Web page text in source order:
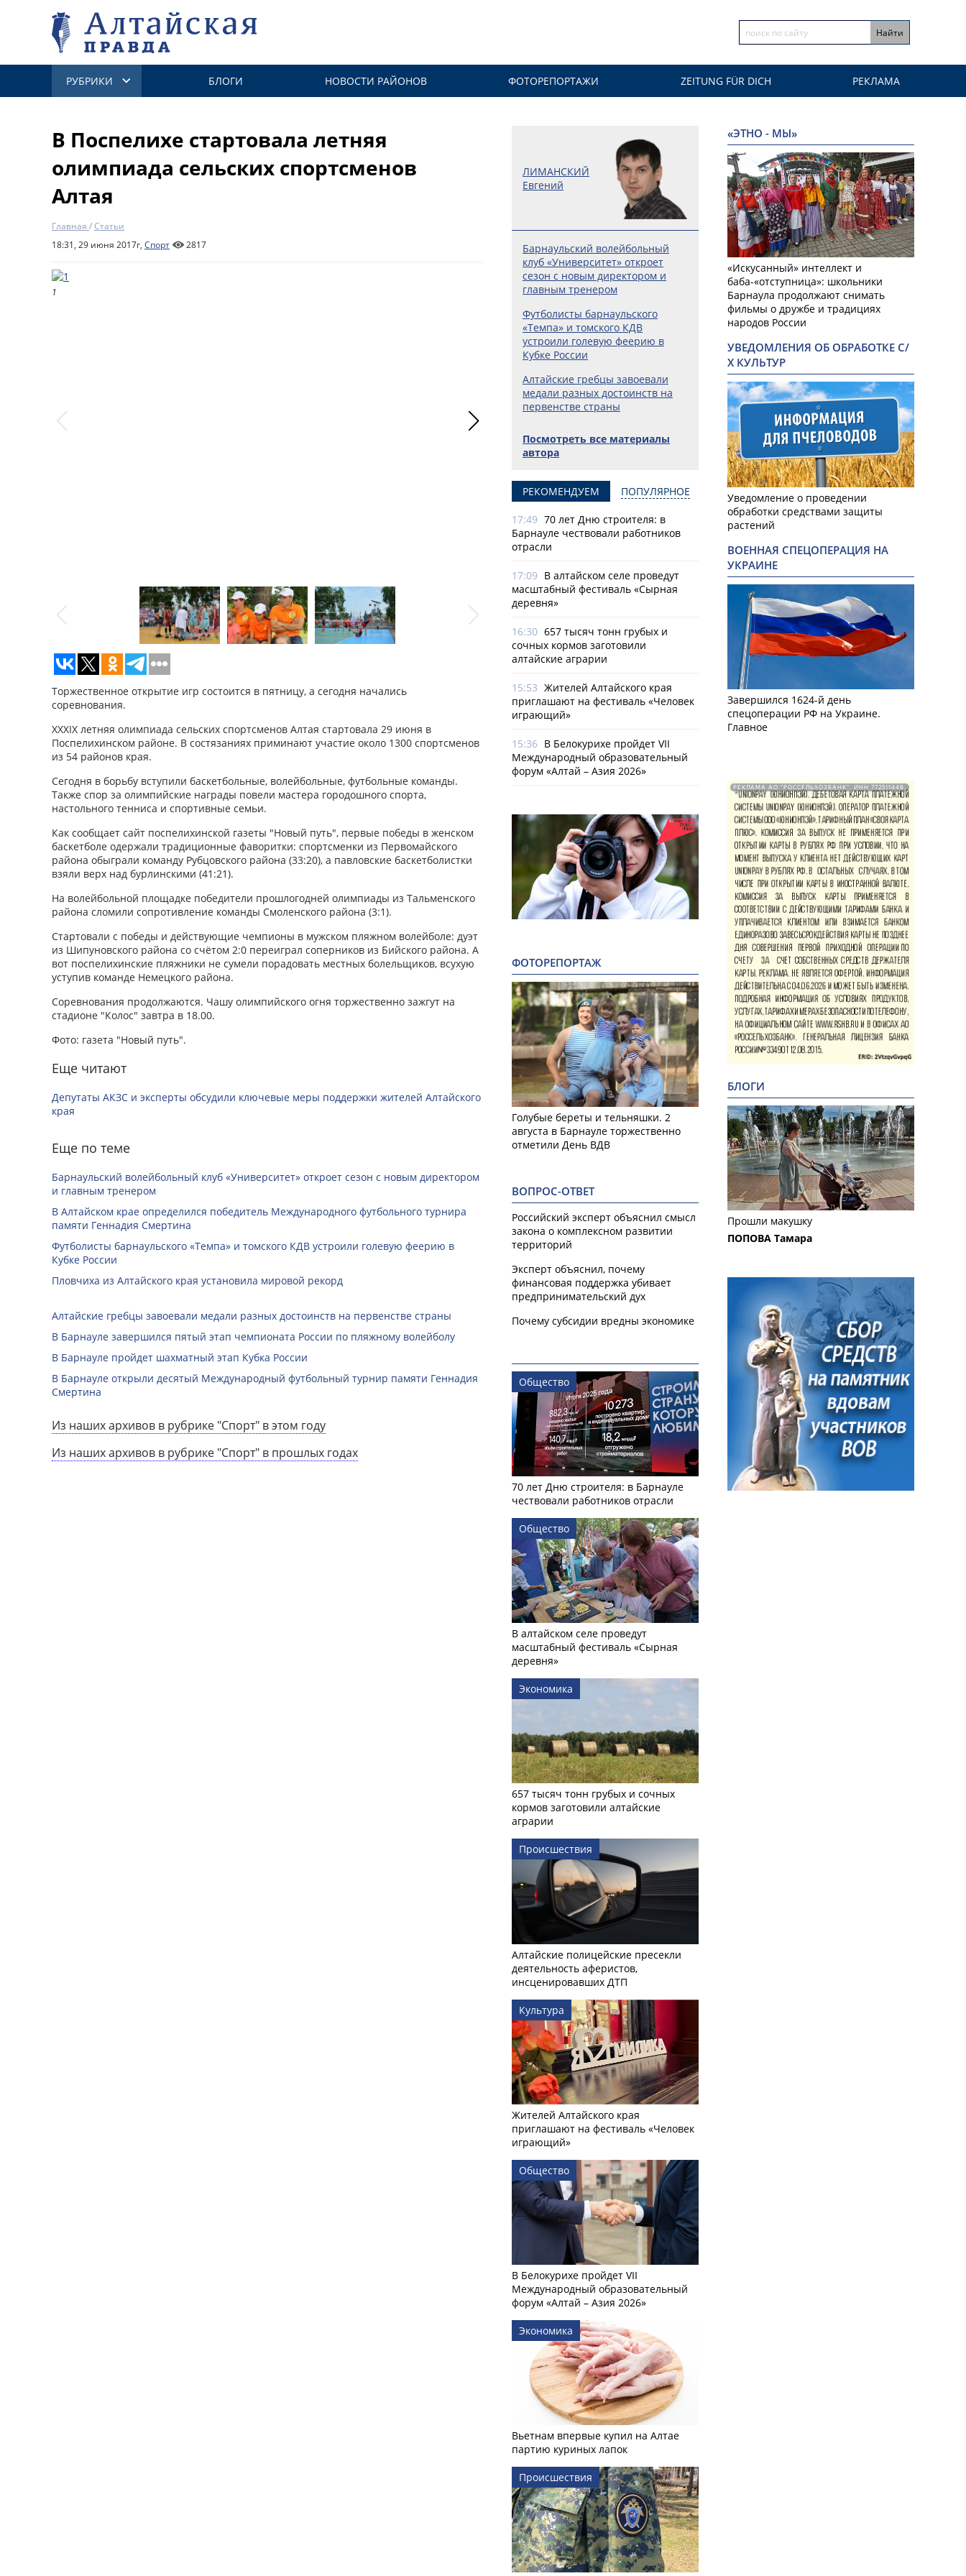
РУБРИКИ БЛОГИ НОВОСТИ РАЙОНОВ ФОТОРЕПОРТАЖИ ZEITUNG FÜR DICH РЕКЛАМА
В Поспелихе стартовала летняя
олимпиада сельских спортсменов
Алтая
Главная /Статьи
18:31, 29 июня 2017г, Спорт 2817
1
Торжественное открытие игр состоится в пятницу, а сегодня начались
соревнования.
XXXIX летняя олимпиада сельских спортсменов Алтая стартовала 29 июня в
Поспелихинском районе. В состязаниях приминают участие около 1300 спортсменов
из 54 районов края.
Сегодня в борьбу вступили баскетбольные, волейбольные, футбольные команды.
Также спор за олимпийские награды повели мастера городошного спорта,
настольного тенниса и спортивные семьи.
Как сообщает сайт поспелихинской газеты "Новый путь", первые победы в женском
баскетболе одержали традиционные фаворитки: спортсменки из Первомайского
района обыграли команду Рубцовского района (33:20), а павловские баскетболистки
взяли верх над бурлинскими (41:21).
На волейбольной площадке победители прошлогодней олимпиады из Тальменского
района сломили сопротивление команды Смоленского района (3:1).
Стартовали с победы и действующие чемпионы в мужском пляжном волейболе: дуэт
из Шипуновского района со счётом 2:0 переиграл соперников из Бийского района. А
вот поспелихинские пляжники не сумели порадовать местных болельщиков, всухую
уступив команде Немецкого района.
Соревнования продолжаются. Чашу олимпийского огня торжественно зажгут на
стадионе "Колос" завтра в 18.00.
Фото: газета "Новый путь".
Еще читают
Депутаты АКЗС и эксперты обсудили ключевые меры поддержки жителей Алтайского
края
Еще по теме
Барнаульский волейбольный клуб «Университет» откроет сезон с новым директором
и главным тренером
В Алтайском крае определился победитель Международного футбольного турнира
памяти Геннадия Смертина
Футболисты барнаульского «Темпа» и томского КДВ устроили голевую феерию в
Кубке России
Пловчиха из Алтайского края установила мировой рекорд
Алтайские гребцы завоевали медали разных достоинств на первенстве страны
В Барнауле завершился пятый этап чемпионата России по пляжному волейболу
В Барнауле пройдет шахматный этап Кубка России
В Барнауле открыли десятый Международный футбольный турнир памяти Геннадия
Смертина
Из наших архивов в рубрике "Спорт" в этом году
Из наших архивов в рубрике "Спорт" в прошлых годах
ЛИМАНСКИЙ
Евгений
Барнаульский волейбольный
клуб «Университет» откроет
сезон с новым директором и
главным тренером
Футболисты барнаульского
«Темпа» и томского КДВ
устроили голевую феерию в
Кубке России
Алтайские гребцы завоевали
медали разных достоинств на
первенстве страны
Посмотреть все материалы
автора
РЕКОМЕНДУЕМ ПОПУЛЯРНОЕ
17:49 70 лет Дню строителя: в
Барнауле чествовали работников
отрасли
17:09 В алтайском селе проведут
масштабный фестиваль «Сырная
деревня»
16:30 657 тысяч тонн грубых и
сочных кормов заготовили
алтайские аграрии
15:53 Жителей Алтайского края
приглашают на фестиваль «Человек
играющий»
15:36 В Белокурихе пройдет VII
Международный образовательный
форум «Алтай – Азия 2026»
ФОТОРЕПОРТАЖ
Голубые береты и тельняшки. 2
августа в Барнауле торжественно
отметили День ВДВ
ВОПРОС-ОТВЕТ
Российский эксперт объяснил смысл
закона о комплексном развитии
территорий
Эксперт объяснил, почему
финансовая поддержка убивает
предпринимательский дух
Почему субсидии вредны экономике
Общество
70 лет Дню строителя: в Барнауле
чествовали работников отрасли
Общество
В алтайском селе проведут
масштабный фестиваль «Сырная
деревня»
Экономика
657 тысяч тонн грубых и сочных
кормов заготовили алтайские
аграрии
Происшествия
Алтайские полицейские пресекли
деятельность аферистов,
инсценировавших ДТП
Культура
Жителей Алтайского края
приглашают на фестиваль «Человек
играющий»
Общество
В Белокурихе пройдет VII
Международный образовательный
форум «Алтай – Азия 2026»
Экономика
Вьетнам впервые купил на Алтае
партию куриных лапок
Происшествия
«ЭТНО - МЫ»
«Искусанный» интеллект и
баба-«отступница»: школьники
Барнаула продолжают снимать
фильмы о дружбе и традициях
народов России
УВЕДОМЛЕНИЯ ОБ ОБРАБОТКЕ С/
Х КУЛЬТУР
Уведомление о проведении
обработки средствами защиты
растений
ВОЕННАЯ СПЕЦОПЕРАЦИЯ НА
УКРАИНЕ
Завершился 1624-й день
спецоперации РФ на Украине.
Главное
РЕКЛАМА АО "РОССЕЛЬХОЗБАНК". ИНН 772511448.
БЛОГИ
Прошли макушку
ПОПОВА Тамара